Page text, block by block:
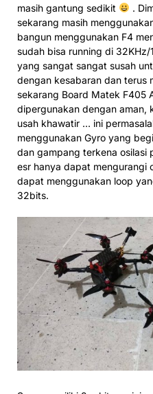
masih gantung sedikit
.
sekarang masih
bangun menggunakan F4
sudah bisa running di
yang sangat sangat susah
dengan kesabaran dan terus
sekarang Board Matek F405
dipergunakan dengan aman,
usah khawatir … ini
menggunakan Gyro yang
dan gampang terkena
esr hanya dapat mengurangi
dapat menggunakan loop
32bits.